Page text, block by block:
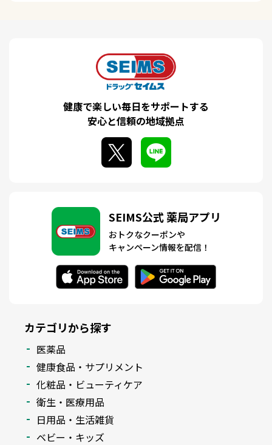
健康で楽しい毎日をサポートする
安心と信頼の地域拠点
SEIMS公式 薬局アプリ
おトクなクーポンや
キャンペーン情報を配信！
カテゴリから探す
医薬品
健康食品・サプリメント
化粧品・ビューティケア
衛生・医療用品
日用品・生活雑貨
ベビー・キッズ